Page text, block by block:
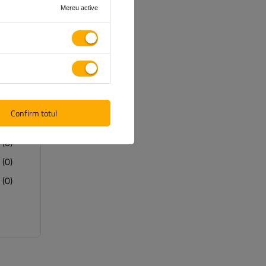
(1)
(0)
(0)
(0)
(0)
Mereu active
Confirm totul